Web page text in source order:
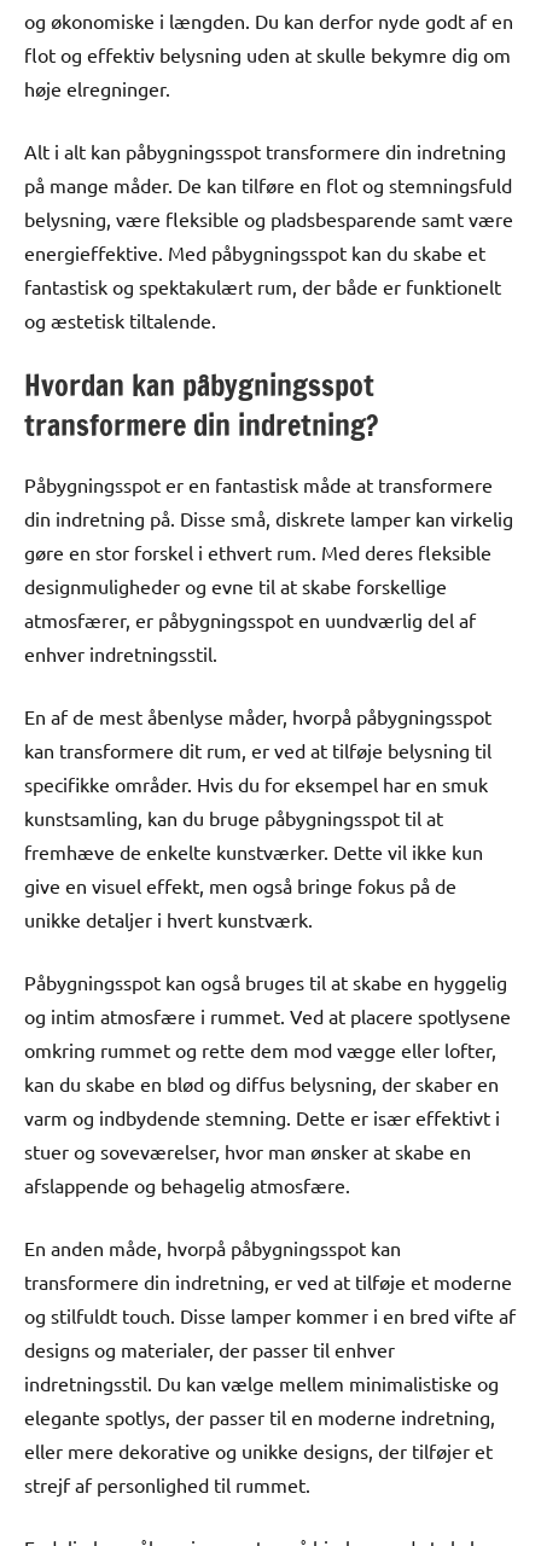
og økonomiske i længden. Du kan derfor nyde godt af en
flot og effektiv belysning uden at skulle bekymre dig om
høje elregninger.
Alt i alt kan påbygningsspot transformere din indretning
på mange måder. De kan tilføre en flot og stemningsfuld
belysning, være fleksible og pladsbesparende samt være
energieffektive. Med påbygningsspot kan du skabe et
fantastisk og spektakulært rum, der både er funktionelt
og æstetisk tiltalende.
Hvordan kan påbygningsspot
transformere din indretning?
Påbygningsspot er en fantastisk måde at transformere
din indretning på. Disse små, diskrete lamper kan virkelig
gøre en stor forskel i ethvert rum. Med deres fleksible
designmuligheder og evne til at skabe forskellige
atmosfærer, er påbygningsspot en uundværlig del af
enhver indretningsstil.
En af de mest åbenlyse måder, hvorpå påbygningsspot
kan transformere dit rum, er ved at tilføje belysning til
specifikke områder. Hvis du for eksempel har en smuk
kunstsamling, kan du bruge påbygningsspot til at
fremhæve de enkelte kunstværker. Dette vil ikke kun
give en visuel effekt, men også bringe fokus på de
unikke detaljer i hvert kunstværk.
Påbygningsspot kan også bruges til at skabe en hyggelig
og intim atmosfære i rummet. Ved at placere spotlysene
omkring rummet og rette dem mod vægge eller lofter,
kan du skabe en blød og diffus belysning, der skaber en
varm og indbydende stemning. Dette er især effektivt i
stuer og soveværelser, hvor man ønsker at skabe en
afslappende og behagelig atmosfære.
En anden måde, hvorpå påbygningsspot kan
transformere din indretning, er ved at tilføje et moderne
og stilfuldt touch. Disse lamper kommer i en bred vifte af
designs og materialer, der passer til enhver
indretningsstil. Du kan vælge mellem minimalistiske og
elegante spotlys, der passer til en moderne indretning,
eller mere dekorative og unikke designs, der tilføjer et
strejf af personlighed til rummet.